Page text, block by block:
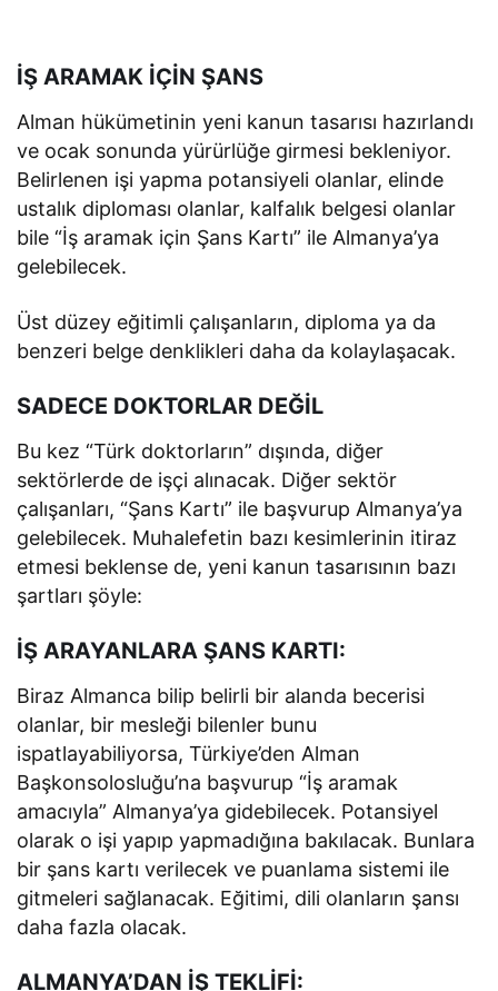
İŞ ARAMAK İÇİN ŞANS
Alman hükümetinin yeni kanun tasarısı hazırlandı
ve ocak sonunda yürürlüğe girmesi bekleniyor.
Belirlenen işi yapma potansiyeli olanlar, elinde
ustalık diploması olanlar, kalfalık belgesi olanlar
bile “İş aramak için Şans Kartı” ile Almanya’ya
gelebilecek.
Üst düzey eğitimli çalışanların, diploma ya da
benzeri belge denklikleri daha da kolaylaşacak.
SADECE DOKTORLAR DEĞİL
Bu kez “Türk doktorların” dışında, diğer
sektörlerde de işçi alınacak. Diğer sektör
çalışanları, “Şans Kartı” ile başvurup Almanya’ya
gelebilecek. Muhalefetin bazı kesimlerinin itiraz
etmesi beklense de, yeni kanun tasarısının bazı
şartları şöyle:
İŞ ARAYANLARA ŞANS KARTI:
Biraz Almanca bilip belirli bir alanda becerisi
olanlar, bir mesleği bilenler bunu
ispatlayabiliyorsa, Türkiye’den Alman
Başkonsolosluğu’na başvurup “İş aramak
amacıyla” Almanya’ya gidebilecek. Potansiyel
olarak o işi yapıp yapmadığına bakılacak. Bunlara
bir şans kartı verilecek ve puanlama sistemi ile
gitmeleri sağlanacak. Eğitimi, dili olanların şansı
daha fazla olacak.
ALMANYA’DAN İŞ TEKLİFİ: